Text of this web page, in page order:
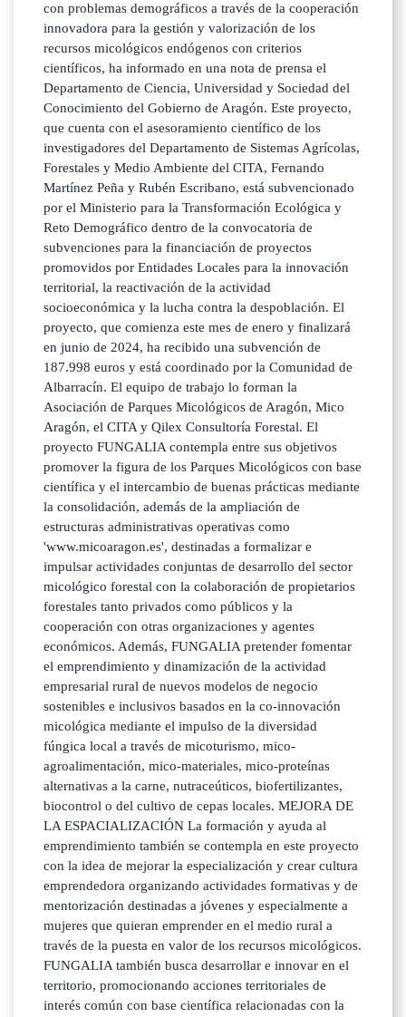
con problemas demográficos a través de la cooperación
innovadora para la gestión y valorización de los
recursos micológicos endógenos con criterios
científicos, ha informado en una nota de prensa el
Departamento de Ciencia, Universidad y Sociedad del
Conocimiento del Gobierno de Aragón. Este proyecto,
que cuenta con el asesoramiento científico de los
investigadores del Departamento de Sistemas Agrícolas,
Forestales y Medio Ambiente del CITA, Fernando
Martínez Peña y Rubén Escribano, está subvencionado
por el Ministerio para la Transformación Ecológica y
Reto Demográfico dentro de la convocatoria de
subvenciones para la financiación de proyectos
promovidos por Entidades Locales para la innovación
territorial, la reactivación de la actividad
socioeconómica y la lucha contra la despoblación. El
proyecto, que comienza este mes de enero y finalizará
en junio de 2024, ha recibido una subvención de
187.998 euros y está coordinado por la Comunidad de
Albarracín. El equipo de trabajo lo forman la
Asociación de Parques Micológicos de Aragón, Mico
Aragón, el CITA y Qilex Consultoría Forestal. El
proyecto FUNGALIA contempla entre sus objetivos
promover la figura de los Parques Micológicos con base
científica y el intercambio de buenas prácticas mediante
la consolidación, además de la ampliación de
estructuras administrativas operativas como
'www.micoaragon.es', destinadas a formalizar e
impulsar actividades conjuntas de desarrollo del sector
micológico forestal con la colaboración de propietarios
forestales tanto privados como públicos y la
cooperación con otras organizaciones y agentes
económicos. Además, FUNGALIA pretender fomentar
el emprendimiento y dinamización de la actividad
empresarial rural de nuevos modelos de negocio
sostenibles e inclusivos basados en la co-innovación
micológica mediante el impulso de la diversidad
fúngica local a través de micoturismo, mico-
agroalimentación, mico-materiales, mico-proteínas
alternativas a la carne, nutraceúticos, biofertilizantes,
biocontrol o del cultivo de cepas locales. MEJORA DE
LA ESPACIALIZACIÓN La formación y ayuda al
emprendimiento también se contempla en este proyecto
con la idea de mejorar la especialización y crear cultura
emprendedora organizando actividades formativas y de
mentorización destinadas a jóvenes y especialmente a
mujeres que quieran emprender en el medio rural a
través de la puesta en valor de los recursos micológicos.
FUNGALIA también busca desarrollar e innovar en el
territorio, promocionando acciones territoriales de
interés común con base científica relacionadas con la